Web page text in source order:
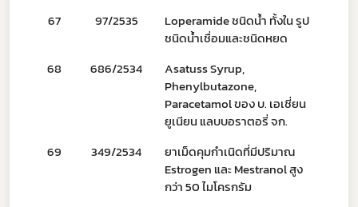
67 97/2535
Loperamide ชนิดน้ำ ทั้งใน รูป
ชนิดน้ำเชื่อมและชนิดหยด
68 686/2534
Asatuss Syrup,
Phenylbutazone,
Paracetamol ของ บ. เอเชี่ยน
ยูเนียน แลบบอราตอรี่ จก.
69 349/2534
ยาเม็ดคุมกำเนิดที่มีปริมาณ
Estrogen และ Mestranol สูง
กว่า 50 ไมโครกรัม
ดาวรุ่ง